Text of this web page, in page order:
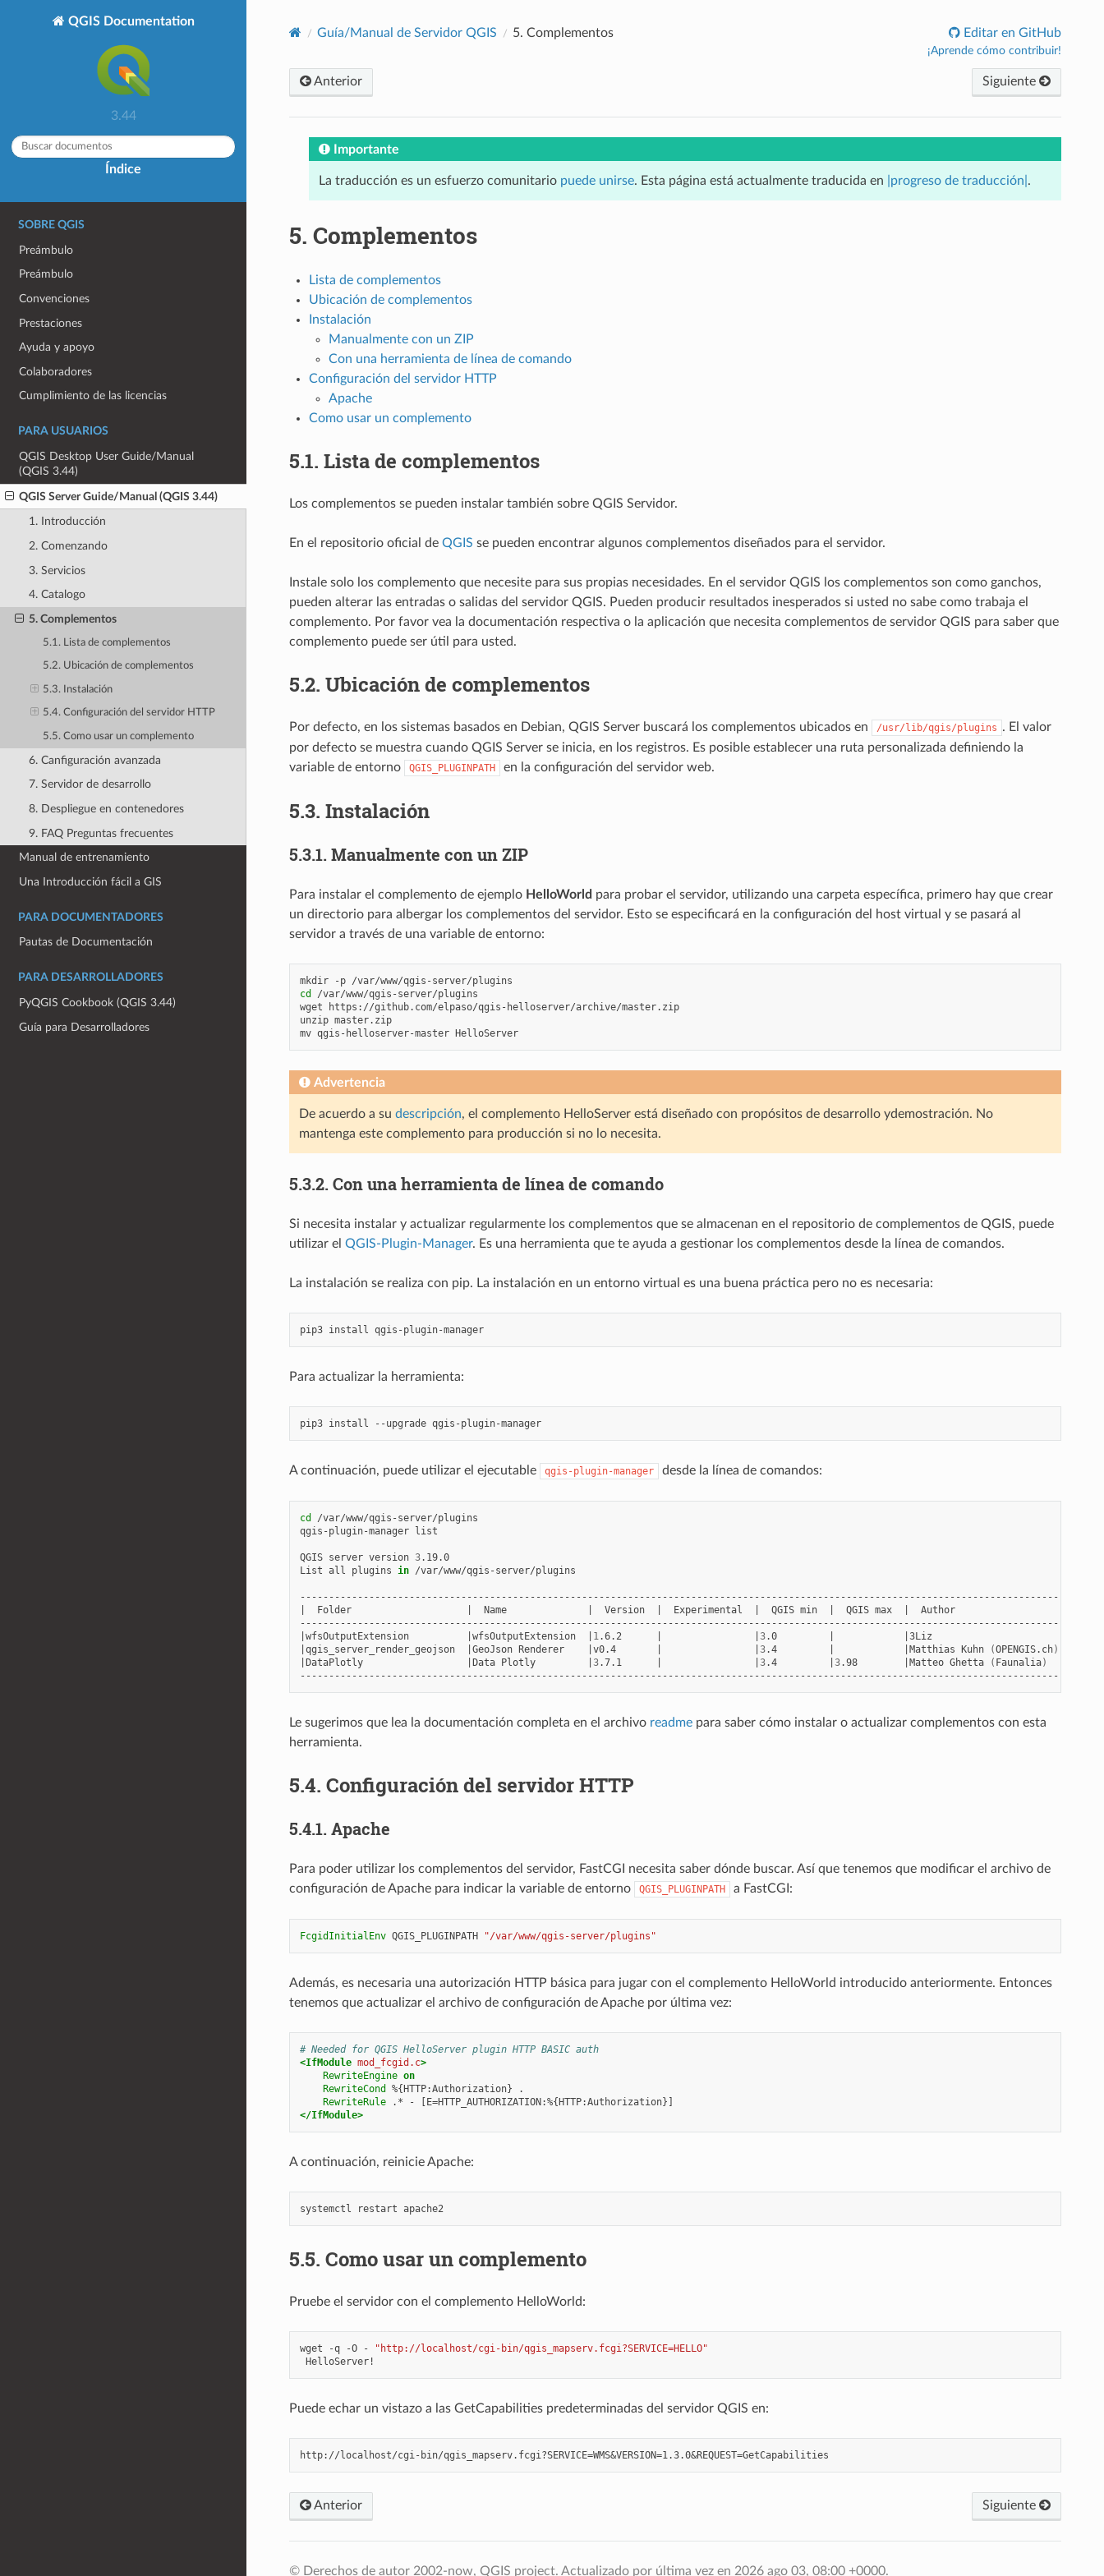
QGIS Documentation
3.44
Índice
SOBRE QGIS
Preámbulo
Preámbulo
Convenciones
Prestaciones
Ayuda y apoyo
Colaboradores
Cumplimiento de las licencias
PARA USUARIOS
QGIS Desktop User Guide/Manual
(QGIS 3.44)
QGIS Server Guide/Manual (QGIS 3.44)
1. Introducción
2. Comenzando
3. Servicios
4. Catalogo
5. Complementos
5.1. Lista de complementos
5.2. Ubicación de complementos
5.3. Instalación
5.4. Configuración del servidor HTTP
5.5. Como usar un complemento
6. Canfiguración avanzada
7. Servidor de desarrollo
8. Despliegue en contenedores
9. FAQ Preguntas frecuentes
Manual de entrenamiento
Una Introducción fácil a GIS
PARA DOCUMENTADORES
Pautas de Documentación
PARA DESARROLLADORES
PyQGIS Cookbook (QGIS 3.44)
Guía para Desarrolladores
Guía/Manual de Servidor QGIS 5. Complementos Editar en GitHub
¡Aprende cómo contribuir!
Anterior Siguiente
Importante
La traducción es un esfuerzo comunitario puede unirse. Esta página está actualmente traducida en |progreso de traducción| .
5. Complementos
Lista de complementos
Ubicación de complementos
Instalación
Manualmente con un ZIP
Con una herramienta de línea de comando
Configuración del servidor HTTP
Apache
Como usar un complemento
5.1. Lista de complementos
Los complementos se pueden instalar también sobre QGIS Servidor.
En el repositorio oficial de QGIS se pueden encontrar algunos complementos diseñados para el servidor.
Instale solo los complemento que necesite para sus propias necesidades. En el servidor QGIS los complementos son como ganchos,
pueden alterar las entradas o salidas del servidor QGIS. Pueden producir resultados inesperados si usted no sabe como trabaja el
complemento. Por favor vea la documentación respectiva o la aplicación que necesita complementos de servidor QGIS para saber que
complemento puede ser útil para usted.
5.2. Ubicación de complementos
Por defecto, en los sistemas basados en Debian, QGIS Server buscará los complementos ubicados en /usr/lib/qgis/plugins . El valor
por defecto se muestra cuando QGIS Server se inicia, en los registros. Es posible establecer una ruta personalizada definiendo la
variable de entorno
QGIS_PLUGINPATH en la configuración del servidor web.
5.3. Instalación
5.3.1. Manualmente con un ZIP
Para instalar el complemento de ejemplo HelloWorld para probar el servidor, utilizando una carpeta específica, primero hay que crear
un directorio para albergar los complementos del servidor. Esto se especificará en la configuración del host virtual y se pasará al
servidor a través de una variable de entorno:
mkdir -p
cd
/var/www/qgis-server/plugins
wget
https://github.com/elpaso/qgis-helloserver/archive/master.zip
unzip master.zip
mv qgis-helloserver-master HelloServer
Advertencia
De acuerdo a su descripción, el complemento HelloServer está diseñado con propósitos de desarrollo ydemostración. No
mantenga este complemento para producción si no lo necesita.
5.3.2. Con una herramienta de línea de comando
Si necesita instalar y actualizar regularmente los complementos que se almacenan en el repositorio de complementos de QGIS, puede
utilizar el QGIS-Plugin-Manager. Es una herramienta que te ayuda a gestionar los complementos desde la línea de comandos.
La instalación se realiza con pip. La instalación en un entorno virtual es una buena práctica pero no es necesaria:
pip3 install qgis-plugin-manager
Para actualizar la herramienta:
pip3 install --upgrade qgis-plugin-manager
A continuación, puede utilizar el ejecutable qgis-plugin-manager desde la línea de comandos:
cd
/var/www/qgis-server/plugins
qgis-plugin-manager list
QGIS server version 3.19.0
List all plugins in /var/www/qgis-server/plugins
Folder Name Version Experimental QGIS min QGIS max Author
wfsOutputExtension wfsOutputExtension 1.6.2 3.0 3Liz
qgis_server_render_geojson GeoJson Renderer v0.4 3.4 Matthias Kuhn (OPENGIS.ch)
DataPlotly Data Plotly 3.7.1 3.4 3.98 Matteo Ghetta ( Faunalia)
Le sugerimos que lea la documentación completa en el archivo readmepara saber cómo instalar o actualizar complementos con esta
herramienta.
5.4. Configuración del servidor HTTP
5.4.1. Apache
Para poder utilizar los complementos del servidor, FastCGI necesita saber dónde buscar. Así que tenemos que modificar el archivo de
configuración de Apache para indicar la variable de entorno
QGIS_PLUGINPATH a FastCGI:
FcgidInitialEnv QGIS_PLUGINPATH "/var/www/qgis-server/plugins"
Además, es necesaria una autorización HTTP básica para jugar con el complemento HelloWorld introducido anteriormente. Entonces
tenemos que actualizar el archivo de configuración de Apache por última vez:
# Needed for QGIS HelloServer plugin HTTP BASIC auth
<IfModule mod_fcgid.c>
RewriteEngine on
RewriteCond
%{HTTP:Authorization}
RewriteRule
.* -
</IfModule>
A continuación, reinicie Apache:
systemctl restart apache2
5.5. Como usar un complemento
Pruebe el servidor con el complemento HelloWorld:
wget -q -O -
"http://localhost/cgi-bin/qgis_mapserv.fcgi?SERVICE=HELLO"
Puede echar un vistazo a las GetCapabilities predeterminadas del servidor QGIS en:
Anterior Siguiente
© Derechos de autor 2002-now, QGIS project. Actualizado por última vez en 2026 ago 03, 08:00 +0000.